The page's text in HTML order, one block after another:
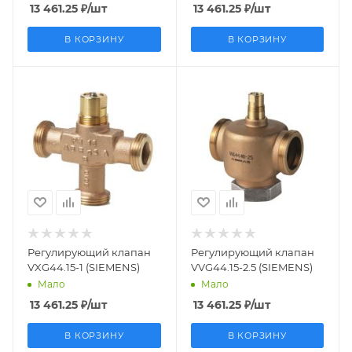
13 461.25 ₽/шт
В КОРЗИНУ
13 461.25₽/шт
В КОРЗИНУ
BPZ:VXG44.15-1
Вес, кг
0.545
производства
Германия
Регулирующий клапан
VXG44.15-1 (SIEMENS)
Мало
13 461.25 ₽/шт
В КОРЗИНУ
BPZ:VVG44.15-2.5
Вес, кг
0.672
Страна
производства
Германия
Регулирующий клапан
VVG44.15-2.5 (SIEMENS)
Мало
13 461.25₽/шт
В КОРЗИНУ